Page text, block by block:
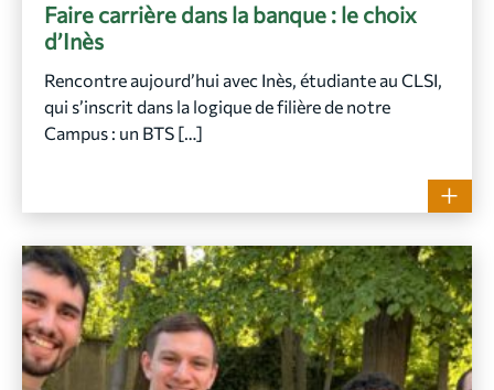
Faire carrière dans la banque : le choix
d’Inès
Rencontre aujourd’hui avec Inès, étudiante au CLSI,
qui s’inscrit dans la logique de filière de notre
Campus : un BTS […]